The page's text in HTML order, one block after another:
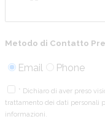
Metodo di Contatto
Email Phone
* Dichiaro di aver preso
trattamento dei dati personali
informazioni.